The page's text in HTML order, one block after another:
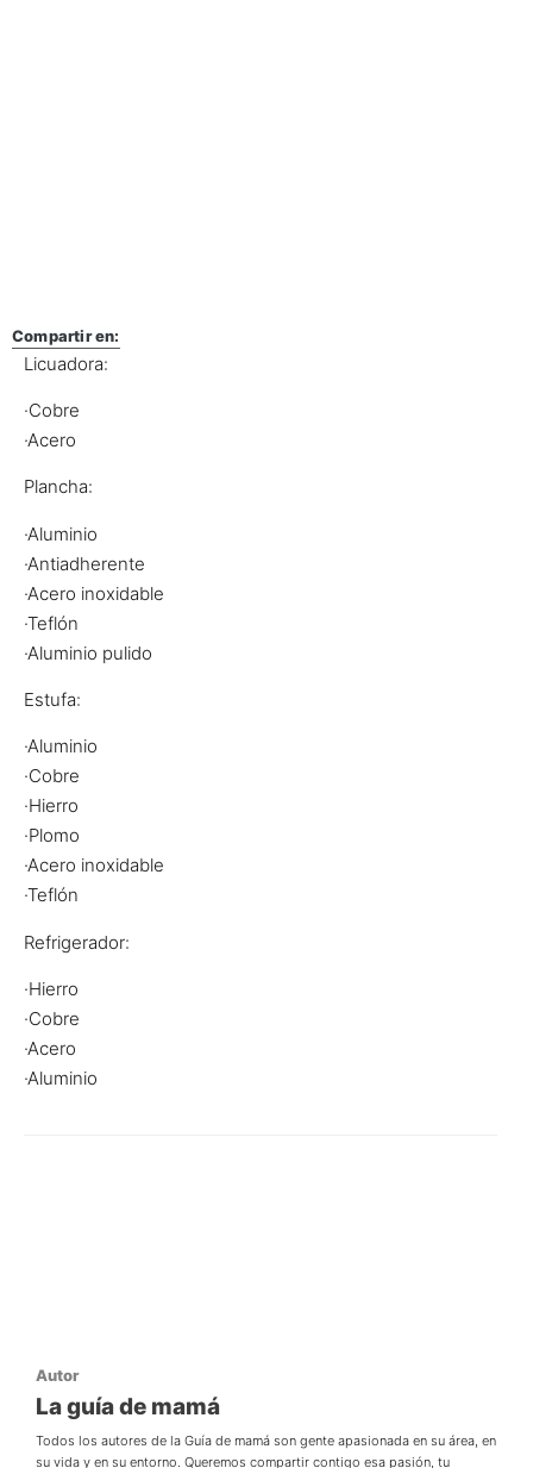
Compartir en:
Licuadora:
·Cobre
·Acero
Plancha:
·Aluminio
·Antiadherente
·Acero inoxidable
·Teflón
·Aluminio pulido
Estufa:
·Aluminio
·Cobre
·Hierro
·Plomo
·Acero inoxidable
·Teflón
Refrigerador:
·Hierro
·Cobre
·Acero
·Aluminio
Autor
La guía de mamá
Todos los autores de la Guía de mamá son gente apasionada en su área, en
su vida y en su entorno. Queremos compartir contigo esa pasión, tu